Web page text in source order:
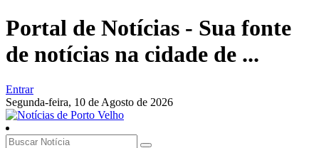
Portal de Notícias - Sua fonte
de notícias na cidade de ...
Entrar
Segunda-feira, 10 de Agosto de 2026